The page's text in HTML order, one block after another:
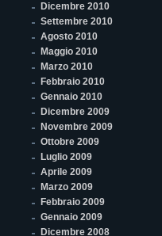
Dicembre 2010
Settembre 2010
Agosto 2010
Maggio 2010
Marzo 2010
Febbraio 2010
Gennaio 2010
Dicembre 2009
Novembre 2009
Ottobre 2009
Luglio 2009
Aprile 2009
Marzo 2009
Febbraio 2009
Gennaio 2009
Dicembre 2008